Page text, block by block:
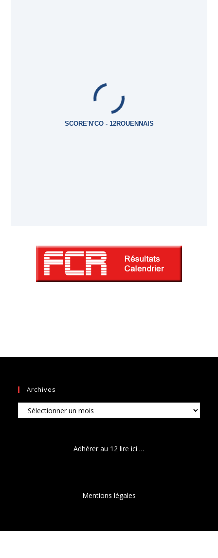
SCORE'N'CO - 12ROUENNAIS
Archives
Archives
Adhérer au 12 lire ici …
Mentions légales